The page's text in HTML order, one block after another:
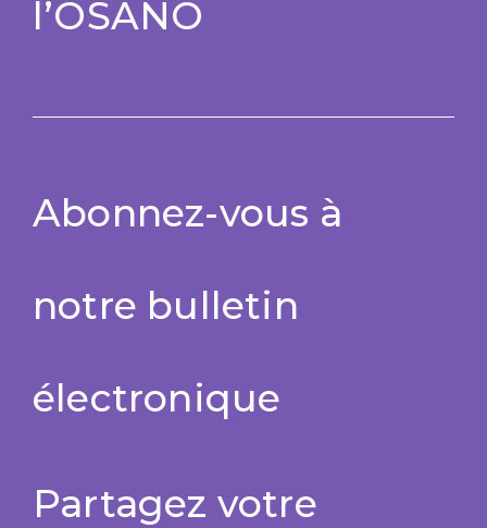
l’OSANO
Abonnez-vous à
notre bulletin
électronique
Partagez votre